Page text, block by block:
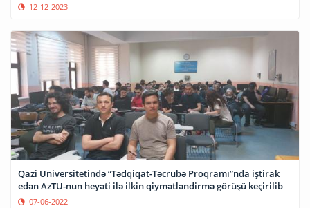
12-12-2023
Qazi Universitetində “Tədqiqat-Təcrübə Proqramı”nda iştirak
edən AzTU-nun heyəti ilə ilkin qiymətləndirmə görüşü keçirilib
07-06-2022